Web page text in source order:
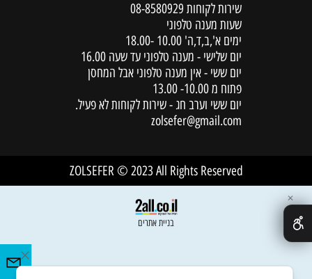
שירות לקוחות 08-8580929
שעות מענה טלפוני
ימים א',ב,ד,ה' 10.00 -18.00
יום שלישי - מענה טלפוני עד שעה 16.00
יום ששי - אין מענה טלפוני אבל המחסן
פתוח מ 10.00- 13.00
יום ששי וערב חג - שירות לקוחות לא פעיל.
zolsefer@gmail.com
ZOLSEFER © 2023 All Rights Reserved
בניית אתרים
✕